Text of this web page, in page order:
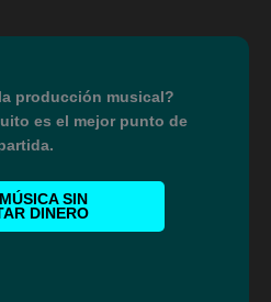
producción musical?
es el mejor punto de
SIN
DINERO